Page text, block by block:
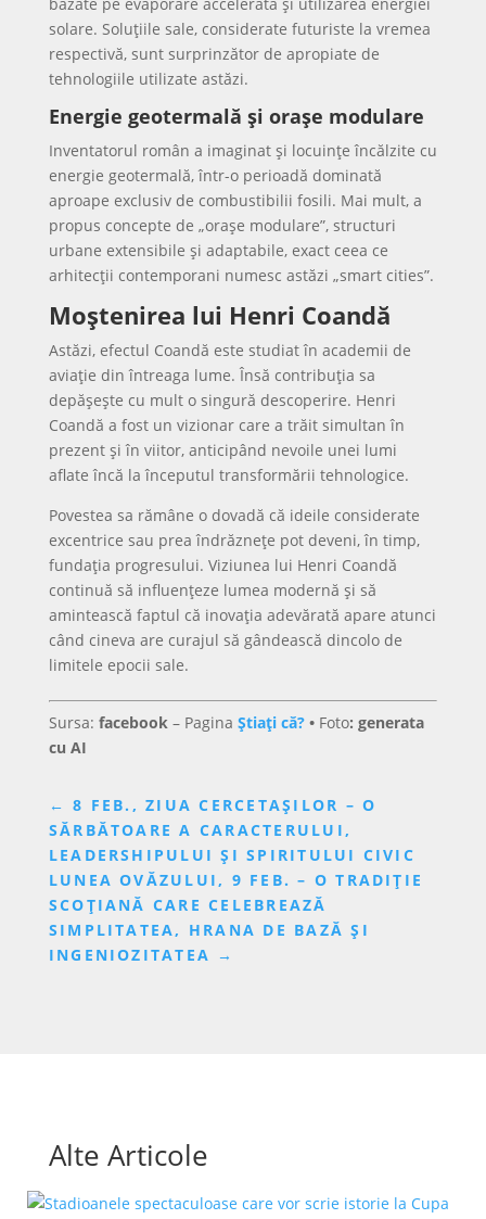
solare. Soluțiile sale, considerate futuriste la vremea
respectivă, sunt surprinzător de apropiate de
tehnologiile utilizate astăzi.
Energie geotermală și orașe modulare
Inventatorul român a imaginat și locuințe încălzite cu
energie geotermală, într-o perioadă dominată
aproape exclusiv de combustibilii fosili. Mai mult, a
propus concepte de „orașe modulare”, structuri
urbane extensibile și adaptabile, exact ceea ce
arhitecții contemporani numesc astăzi „smart cities”.
Moștenirea lui Henri Coandă
Astăzi, efectul Coandă este studiat în academii de
aviație din întreaga lume. Însă contribuția sa
depășește cu mult o singură descoperire. Henri
Coandă a fost un vizionar care a trăit simultan în
prezent și în viitor, anticipând nevoile unei lumi
aflate încă la începutul transformării tehnologice.
Povestea sa rămâne o dovadă că ideile considerate
excentrice sau prea îndrăznețe pot deveni, în timp,
fundația progresului. Viziunea lui Henri Coandă
continuă să influențeze lumea modernă și să
amintească faptul că inovația adevărată apare atunci
când cineva are curajul să gândească dincolo de
limitele epocii sale.
Sursa: facebook– Pagina Știați că?• Foto: generata
cu AI
←8 FEB., ZIUA CERCETAȘILOR – O
SĂRBĂTOARE A CARACTERULUI,
LEADERSHIPULUI ȘI SPIRITULUI CIVIC
LUNEA OVĂZULUI, 9 FEB. – O TRADIȚIE
SCOȚIANĂ CARE CELEBREAZĂ
SIMPLITATEA, HRANA DE BAZĂ ȘI
INGENIOZITATEA →
Alte Articole